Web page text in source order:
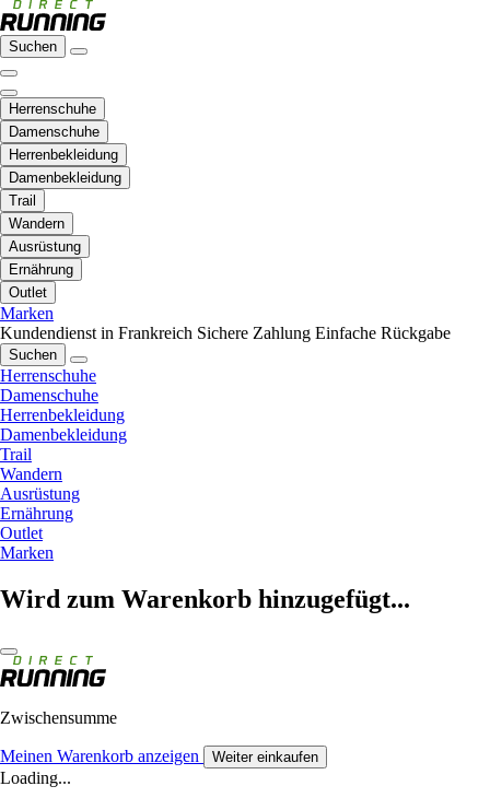
Suchen
Herrenschuhe
Damenschuhe
Herrenbekleidung
Damenbekleidung
Trail
Wandern
Ausrüstung
Ernährung
Outlet
Marken
Kundendienst in Frankreich Sichere Zahlung Einfache Rückgabe
Suchen
Herrenschuhe
Damenschuhe
Herrenbekleidung
Damenbekleidung
Trail
Wandern
Ausrüstung
Ernährung
Outlet
Marken
Wird zum Warenkorb hinzugefügt...
Zwischensumme
Meinen Warenkorb anzeigen Weiter einkaufen
Loading...